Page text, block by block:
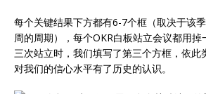
每个关键结果下方都有6-7个框（取决于该
周的周期），每个OKR白板站立会议都用
三次站立时，我们填写了第三个方框，依此
对我们的信心水平有了历史的认识。